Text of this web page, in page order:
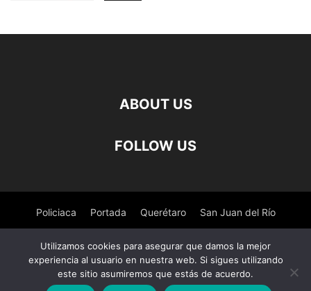
ABOUT US
FOLLOW US
Policiaca Portada Querétaro San Juan del Río
Nacional Salud
Utilizamos cookies para asegurar que damos la mejor
experiencia al usuario en nuestra web. Si sigues utilizando
este sitio asumiremos que estás de acuerdo.